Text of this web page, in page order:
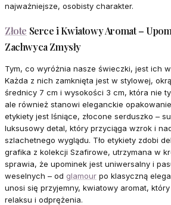
najważniejsze, osobisty charakter.
Złote Serce i Kwiatowy Aromat –
Zachwyca Zmysły
Tym, co wyróżnia nasze świeczki, jest ich
Każda z nich zamknięta jest w stylowej,
średnicy 7 cm i wysokości 3 cm, która nie
ale również stanowi eleganckie
etykiety jest lśniące, złocone serduszko –
luksusowy detal, który przyciąga wzrok i
szlachetnego wyglądu. Tło etykiety zdobi
grafika z kolekcji Szafirowe, utrzymana w
sprawia, że upominek jest uniwersalny i
weselnych – od glamour po klasyczną
unosi się przyjemny, kwiatowy aromat,
relaksu i odprężenia.